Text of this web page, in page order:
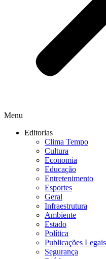
Menu
Editorias
Clima Tempo
Cultura
Economia
Educação
Entretenimento
Esportes
Geral
Infraestrutura
Ambiente
Estado
Política
Publicações Legais
Segurança